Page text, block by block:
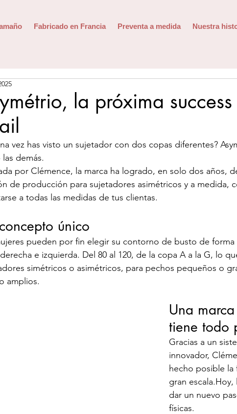
Fabricado en Francia Preventa a medida Nuestra
la próxima
vez has visto un sujetador con dos copas diferentes?
demás.
por Clémence, la marca ha logrado, en solo dos años,
de producción para sujetadores asimétricos y a medida,
a todas las medidas de tus clientas.
único
pueden por fin elegir su contorno de busto de
e izquierda. Del 80 al 120, de la copa A a la G, lo
simétricos o asimétricos, para pechos pequeños o
amplios.
Una
tiene todo
Gracias a un
innovador,
hecho posible la
gran escala.Hoy,
dar un nuevo
físicas.